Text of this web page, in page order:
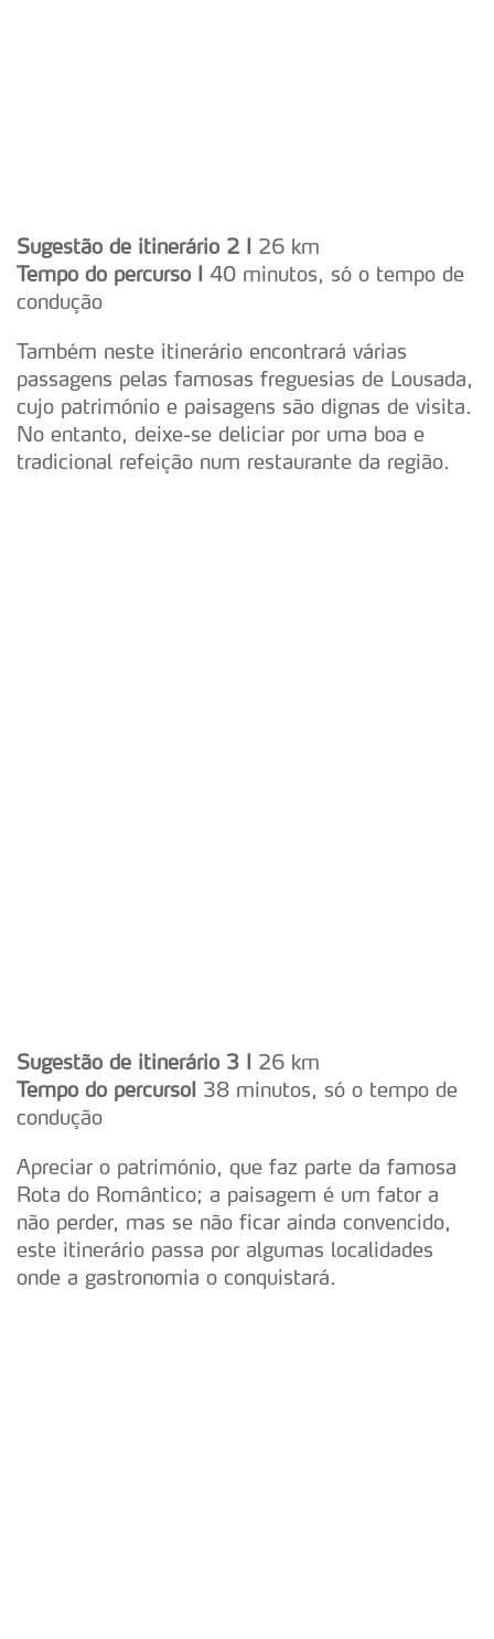
Sugestão de itinerário 2 I 26 km
Tempo do percurso I 40 minutos, só o tempo de
condução
Também neste itinerário encontrará várias
passagens pelas famosas freguesias de Lousada,
cujo património e paisagens são dignas de visita.
No entanto, deixe-se deliciar por uma boa e
tradicional refeição num restaurante da região.
Sugestão de itinerário 3 I 26 km
Tempo do percursoI 38 minutos, só o tempo de
condução
Apreciar o património, que faz parte da famosa
Rota do Romântico; a paisagem é um fator a
não perder, mas se não ficar ainda convencido,
este itinerário passa por algumas localidades
onde a gastronomia o conquistará.